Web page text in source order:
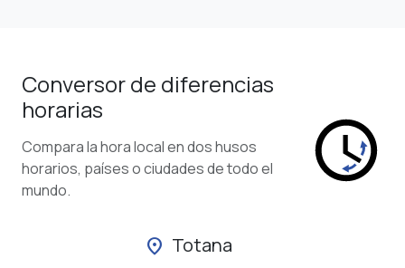
Conversor de diferencias
horarias
Compara la hora local en dos husos
horarios, países o ciudades de todo el
mundo.
location_on Totana